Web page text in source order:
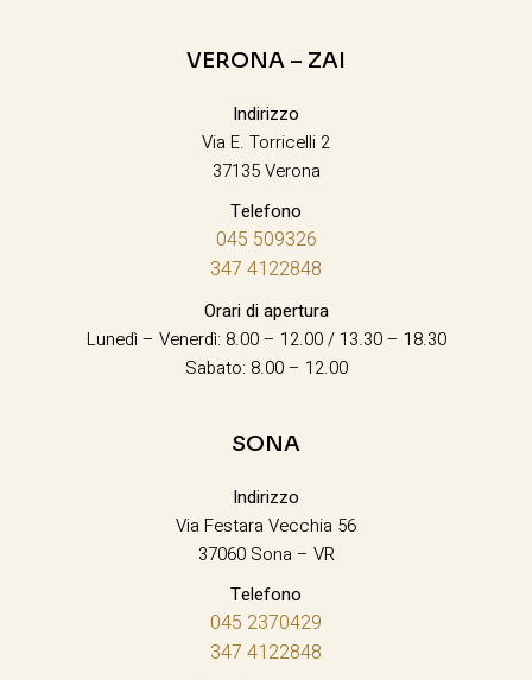
VERONA – ZAI
Indirizzo
Via E. Torricelli 2
37135 Verona
Telefono
045 509326
347 4122848
Orari di apertura
Lunedì – Venerdì: 8.00 – 12.00 / 13.30 – 18.30
Sabato: 8.00 – 12.00
SONA
Indirizzo
Via Festara Vecchia 56
37060 Sona – VR
Telefono
045 2370429
347 4122848